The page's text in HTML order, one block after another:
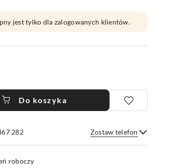
jest tylko dla zalogowanych klientów.
Do koszyka
282 Zostaw telefon
Wyślij
roboczy